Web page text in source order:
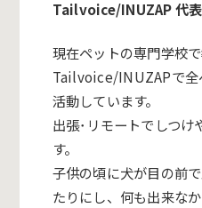
Tailvoice/INUZAP 代
現在ペットの専門学校で
Tailvoice/INUZAPで全
活動しています。
出張･リモートでしつけ
す。
子供の頃に犬が目の前
たりにし、 何も出来な